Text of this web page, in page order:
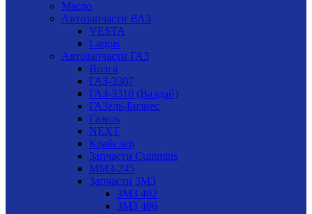
Масло
Автозапчасти ВАЗ
VESTA
Largus
Автозапчасти ГАЗ
Волга
ГАЗ-3307
ГАЗ-3310 (Валдай)
ГАЗель-Бизнес
Газель
NEXT
Крайслер
Запчасти Cummins
ММЗ-245
Запчасти ЗМЗ
ЗМЗ 402
ЗМЗ 406